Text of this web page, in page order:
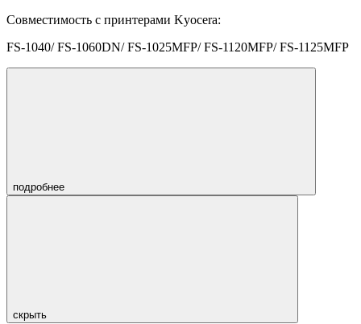
Совместимость с принтерами Kyocera:
FS-1040/ FS-1060DN/ FS-1025MFP/ FS-1120MFP/ FS-1125MFP
подробнее
скрыть